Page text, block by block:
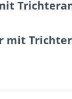
mit